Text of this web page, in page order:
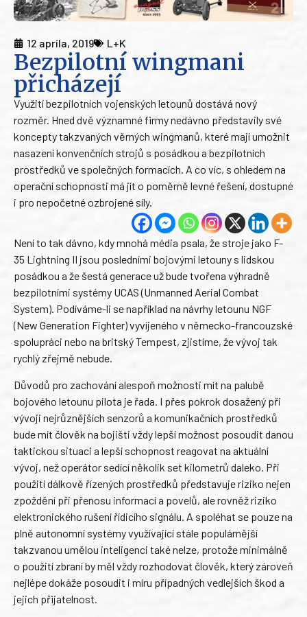
12 apríla, 2019 L+K
Bezpilotní wingmani
přicházejí
Využití bezpilotních vojenských letounů dostává nový
rozměr. Hned dvě významné firmy nedávno představily své
koncepty takzvaných věrných wingmanů, které mají umožnit
nasazení konvenčních strojů s posádkou a bezpilotních
prostředků ve společných formacích. A co víc, s ohledem na
operační schopnosti má jít o poměrně levné řešení, dostupné
i pro nepočetné ozbrojené síly.
Není to tak dávno, kdy mnohá média psala, že stroje jako F-
35 Lightning II jsou posledními bojovými letouny s lidskou
posádkou a že šestá generace už bude tvořena výhradně
bezpilotními systémy UCAS (Unmanned Aerial Combat
System). Podíváme-li se například na návrhy letounu NGF
(New Generation Fighter) vyvíjeného v německo-francouzské
spolupráci nebo na britský Tempest, zjistíme, že vývoj tak
rychlý zřejmě nebude.
Důvodů pro zachování alespoň možnosti mít na palubě
bojového letounu pilota je řada. I přes pokrok dosažený při
vývoji nejrůznějších senzorů a komunikačních prostředků
bude mít člověk na bojišti vždy lepší možnost posoudit danou
taktickou situaci a lepší schopnost reagovat na aktuální
vývoj, než operátor sedící několik set kilometrů daleko. Při
použití dálkově řízených prostředků představuje riziko nejen
zpoždění při přenosu informací a povelů, ale rovněž riziko
elektronického rušení řídicího signálu. A spoléhat se pouze na
plně autonomní systémy využívající stále populárnější
takzvanou umělou inteligenci také nelze, protože minimálně
o použití zbraní by měl vždy rozhodovat člověk, který zároveň
nejlépe dokáže posoudit i míru případných vedlejších škod a
jejich přijatelnost.